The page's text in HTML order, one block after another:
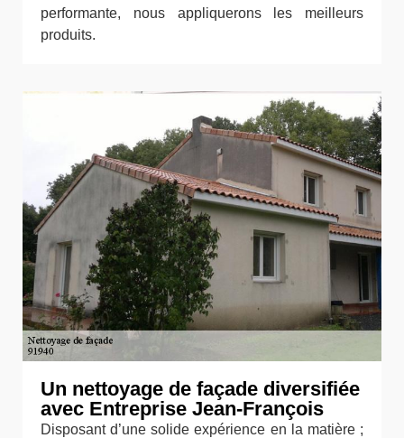
performante, nous appliquerons les meilleurs
produits.
Un nettoyage de façade diversifiée
avec Entreprise Jean-François
Disposant d’une solide expérience en la matière ;